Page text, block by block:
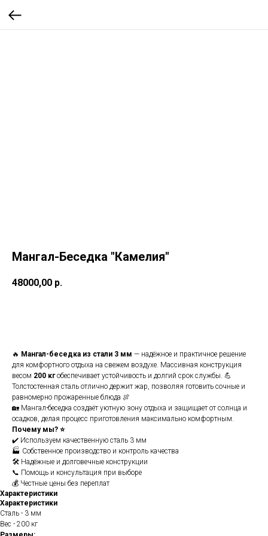
Мангал-Беседка "Камелия"
48000,00 р.
🔥 Мангал-беседка из стали 3 мм — надёжное и практичное решение
для комфортного отдыха на свежем воздухе. Массивная конструкция
весом 200 кгобеспечивает устойчивость и долгий срок службы. 💪
Толстостенная сталь отлично держит жар, позволяя готовить сочные и
равномерно прожаренные блюда 🍖
🏡 Мангал-беседка создаёт уютную зону отдыха и защищает от солнца и
осадков, делая процесс приготовления максимально комфортным.
Почему мы? ⭐
✔️ Используем качественную сталь 3 мм
🏭 Собственное производство и контроль качества
🛠️ Надёжные и долговечные конструкции
📞 Помощь и консультация при выборе
💰 Честные цены без переплат
Характеристики
Характеристики
Сталь - 3 мм
Вес - 200 кг